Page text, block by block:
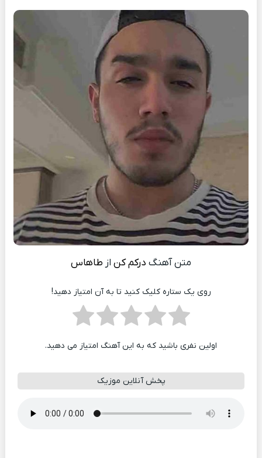
متن آهنگ درکم کن از طاهاس
روی یک ستاره کلیک کنید تا به آن امتیاز دهید!
اولین نفری باشید که به این آهنگ امتیاز می دهید.
پخش آنلاین موزیک